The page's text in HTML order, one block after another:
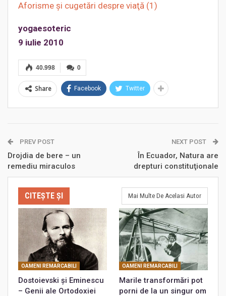
Aforisme şi cugetări despre viaţă (1)
yogaesoteric
9 iulie 2010
0
40.998
Share Facebook Twitter
PREV POST
Drojdia de bere – un
remediu miraculos
NEXT POST
În Ecuador, Natura are
drepturi constituţionale
CITEȘTE ȘI Mai Multe De Acelasi Autor
OAMENI REMARCABILI
Dostoievski și Eminescu
– Genii ale Ortodoxiei
OAMENI REMARCABILI
Marile transformări pot
porni de la un singur om